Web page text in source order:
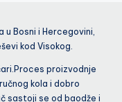
Bosni i Hercegovini,
kod Visokog.
proizvodnje
kola i dobro
sastoji se od baodže i